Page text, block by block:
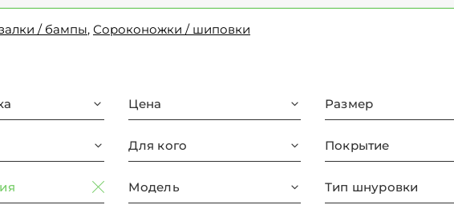
/ бампы, Сороконожки / шиповки
Цена Размер
Для кого Покрытие
Модель Тип шнуровки